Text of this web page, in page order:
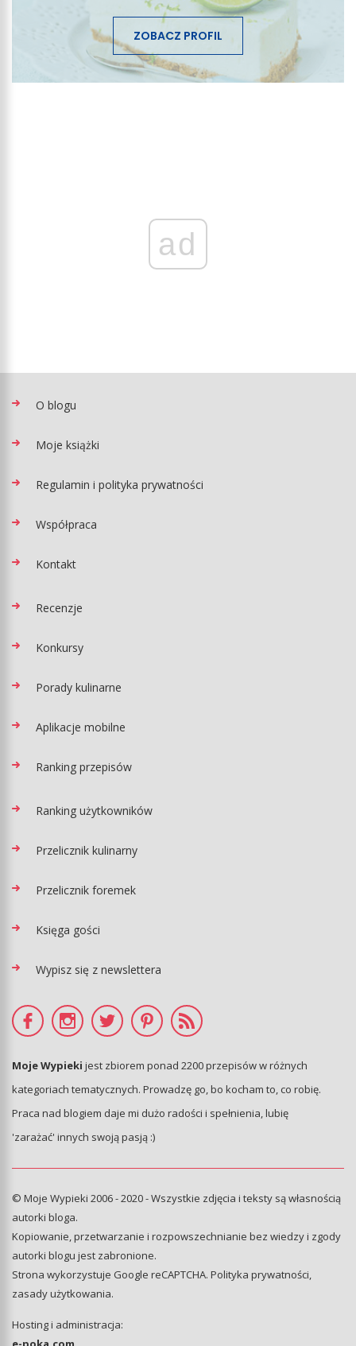
ZOBACZ PROFIL
ad
O blogu
Moje książki
Regulamin i polityka prywatności
Współpraca
Kontakt
Recenzje
Konkursy
Porady kulinarne
Aplikacje mobilne
Ranking przepisów
Ranking użytkowników
Przelicznik kulinarny
Przelicznik foremek
Księga gości
Wypisz się z newslettera
Moje Wypieki jest zbiorem ponad 2200 przepisów w różnych
kategoriach tematycznych. Prowadzę go, bo kocham to, co robię.
Praca nad blogiem daje mi dużo radości i spełnienia, lubię
'zarażać' innych swoją pasją :)
© Moje Wypieki 2006 - 2020 - Wszystkie zdjęcia i teksty są własnością
autorki bloga.
Kopiowanie, przetwarzanie i rozpowszechnianie bez wiedzy i zgody
autorki blogu jest zabronione.
Strona wykorzystuje Google reCAPTCHA. Polityka prywatności,
zasady użytkowania.
Hosting i administracja: